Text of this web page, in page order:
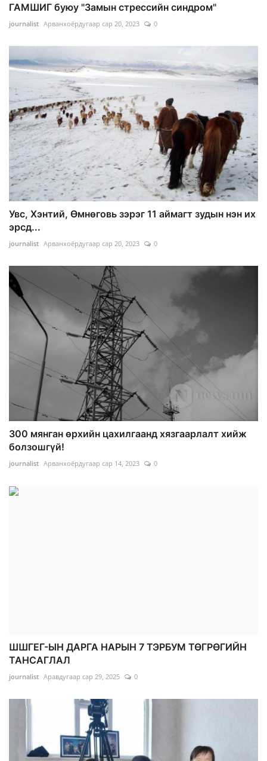
ГАМШИГ буюу "Замын стрессийн синдром"
journalist Арванхоёрдугаар сар 20, 2023 0
Увс, Хэнтий, Өмнөговь зэрэг 11 аймагт зудын нэн их
эрсд...
journalist Арванхоёрдугаар сар 20, 2023 0
300 мянган өрхийн цахилгаанд хязгаарлалт хийж
болзошгүй!
journalist Арванхоёрдугаар сар 14, 2023 0
ШШГЕГ-ЫН ДАРГА НАРЫН 7 ТЭРБУМ ТӨГРӨГИЙН
ТАНСАГЛАЛ
journalist Аравдугаар сар 29, 2025 0